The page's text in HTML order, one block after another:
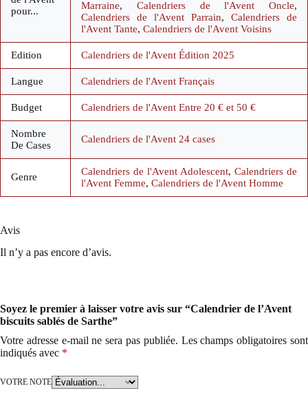
pour...
Marraine, Calendriers de l'Avent Oncle,
Calendriers de l'Avent Parrain, Calendriers de
l'Avent Tante, Calendriers de l'Avent Voisins
Edition Calendriers de l'Avent Édition 2025
Langue Calendriers de l'Avent Français
Budget Calendriers de l'Avent Entre 20 € et 50 €
Nombre
De Cases
Calendriers de l'Avent 24 cases
Genre Calendriers de l'Avent Adolescent, Calendriers de
l'Avent Femme, Calendriers de l'Avent Homme
Avis
Il n’y a pas encore d’avis.
Soyez le premier à laisser votre avis sur “Calendrier de l’Avent
biscuits sablés de Sarthe”
Votre adresse e-mail ne sera pas publiée. Les champs obligatoires sont
indiqués avec *
VOTRE NOTE